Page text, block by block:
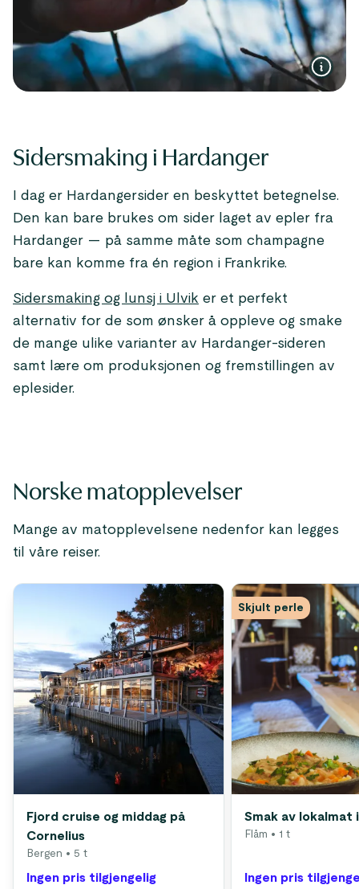
Sidersmaking i Hardanger
I dag er Hardangersider en beskyttet betegnelse.
Den kan bare brukes om sider laget av epler fra
Hardanger — på samme måte som champagne
bare kan komme fra én region i Frankrike.
Sidersmaking og lunsj i Ulvik er et perfekt
alternativ for de som ønsker å oppleve og smake
de mange ulike varianter av Hardanger-sideren
samt lære om produksjonen og fremstillingen av
eplesider.
Norske matopplevelser
Mange av matopplevelsene nedenfor kan legges
til våre reiser.
Fjord cruise og middag på
Cornelius
Bergen • 5 t
Ingen pris tilgjengelig
Skjult perle
Smak av lokalmat
Flåm • 1 t
Ingen pris